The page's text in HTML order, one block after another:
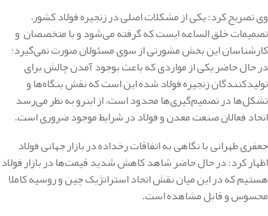
وی تصریح کرد: یکی از مشکلات اصلی در زنجیره فولاد کشور،
تصمیمات خلق الساعه ایست که گرفته می‌شود و با متخصصان و
کارشناسان این بخش مشورتی از سوی مسئولان صورت نمی‌گیرد؛
در حال حاضر یکی از مواردی که باعث بوجود آمدن چالش برای
تولیدکنندگان زنجیره فولاد شده این است که نقش بنگاه‌ها و
تشکل‌ها در تصمیم‌گیری‌ها محدود است، از اینرو به نظر می‌رسد
اتحاد فعالان صنعت معدن و فولاد در شرایط موجود ضروری است.
جعفری طهرانی با نگاهی به اتفاقات رخداده در بازار جهانی فولاد
اظهار کرد: در حال حاضر شاهد کاهش شدید قیمت‌ها در بازار فولاد
هستیم که در این میان نقش اتحاد استراتژیک چین و روسیه کاملا
محسوس و قابل مشاهده است.